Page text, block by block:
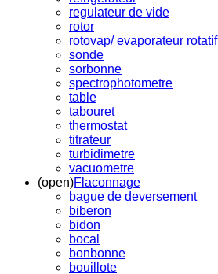
regulateur de vide
rotor
rotovap/ evaporateur rotatif
sonde
sorbonne
spectrophotometre
table
tabouret
thermostat
titrateur
turbidimetre
vacuometre
(open)Flaconnage
bague de deversement
biberon
bidon
bocal
bonbonne
bouillote